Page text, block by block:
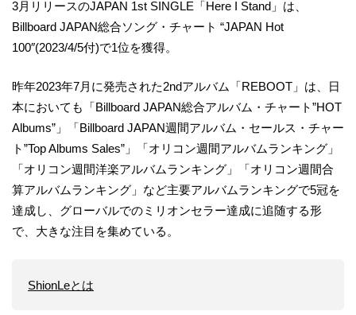
3月リリースのJAPAN 1st SINGLE「Here I Stand」は、
Billboard JAPAN総合ソング・チャート “JAPAN Hot
100″(2023/4/5付)で1位を獲得。
昨年2023年7月に発売された2ndアルバム「REBOOT」は、日
本においても「Billboard JAPAN総合アルバム・チャート”HOT
Albums”」「Billboard JAPAN週間アルバム・セールス・チャー
ト”Top Albums Sales”」「オリコン週間アルバムランキング」
「オリコン週間洋楽アルバムランキング」「オリコン週間合
算アルバムランキング」など主要アルバムランキングで5冠を
達成し、グローバルでのミリオンセラー達成に追随する形
で、⼤きな注⽬を集めている。
ShionLeとは